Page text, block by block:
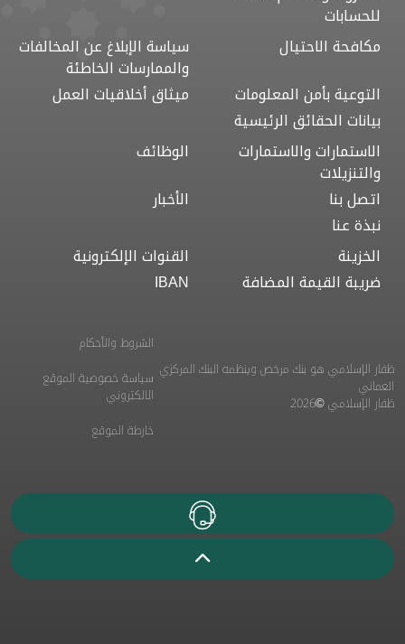
للحسابات
مكافحة الاحتيال
سياسة الإبلاغ عن المخالفات
والممارسات الخاطئة
التوعية بأمن المعلومات
ميثاق أخلاقيات العمل
بيانات الحقائق الرئيسية
الاستمارات والاستمارات
والتنزيلات
الوظائف
اتصل بنا
الأخبار
نبذة عنا
الخزينة
القنوات الإلكترونية
ضريبة القيمة المضافة
IBAN
ظفار الإسلامي هو بنك مرخص وينظمه البنك المركزي
العماني
ظفار الإسلامي ©2026
الشروط والأحكام
سياسة خصوصية الموقع
الالكتروني
خارطة الموقع